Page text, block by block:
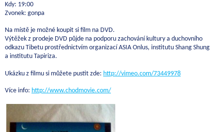
Kdy: 19:00
Zvonek: gonpa
Na místě je možné koupit si film na DVD.
Výtěžek z prodeje DVD půjde na podporu zachování kultury a duchovního
odkazu Tibetu prostřednictvím organizací ASIA Onlus, institutu Shang Shung
a institutu Tapiriza.
Ukázku z filmu si můžete pustit zde: http://vimeo.com/73449978
Více info: http://www.chodmovie.com/